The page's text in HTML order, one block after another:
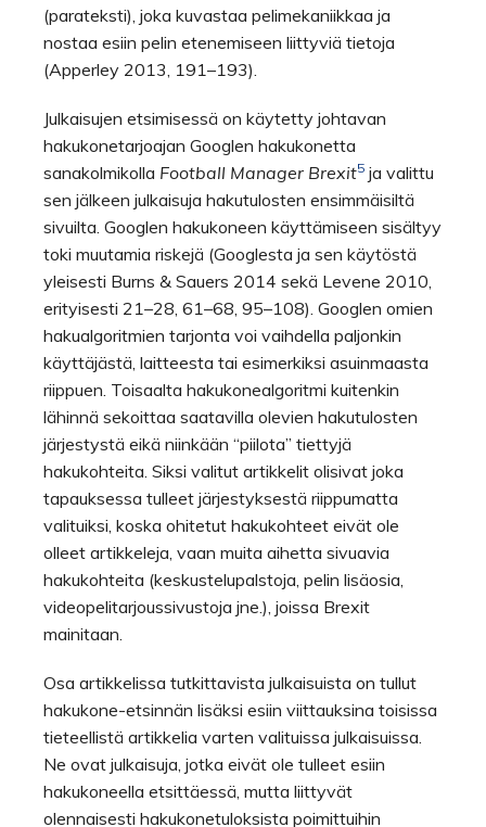
(parateksti), joka kuvastaa pelimekaniikkaa ja
nostaa esiin pelin etenemiseen liittyviä tietoja
(Apperley 2013, 191–193).
Julkaisujen etsimisessä on käytetty johtavan
hakukonetarjoajan Googlen hakukonetta
sanakolmikolla Football Manager Brexit5 ja valittu
sen jälkeen julkaisuja hakutulosten ensimmäisiltä
sivuilta. Googlen hakukoneen käyttämiseen sisältyy
toki muutamia riskejä (Googlesta ja sen käytöstä
yleisesti Burns & Sauers 2014 sekä Levene 2010,
erityisesti 21–28, 61–68, 95–108). Googlen omien
hakualgoritmien tarjonta voi vaihdella paljonkin
käyttäjästä, laitteesta tai esimerkiksi asuinmaasta
riippuen. Toisaalta hakukonealgoritmi kuitenkin
lähinnä sekoittaa saatavilla olevien hakutulosten
järjestystä eikä niinkään “piilota” tiettyjä
hakukohteita. Siksi valitut artikkelit olisivat joka
tapauksessa tulleet järjestyksestä riippumatta
valituiksi, koska ohitetut hakukohteet eivät ole
olleet artikkeleja, vaan muita aihetta sivuavia
hakukohteita (keskustelupalstoja, pelin lisäosia,
videopelitarjoussivustoja jne.), joissa Brexit
mainitaan.
Osa artikkelissa tutkittavista julkaisuista on tullut
hakukone-etsinnän lisäksi esiin viittauksina toisissa
tieteellistä artikkelia varten valituissa julkaisuissa.
Ne ovat julkaisuja, jotka eivät ole tulleet esiin
hakukoneella etsittäessä, mutta liittyvät
olennaisesti hakukonetuloksista poimittuihin